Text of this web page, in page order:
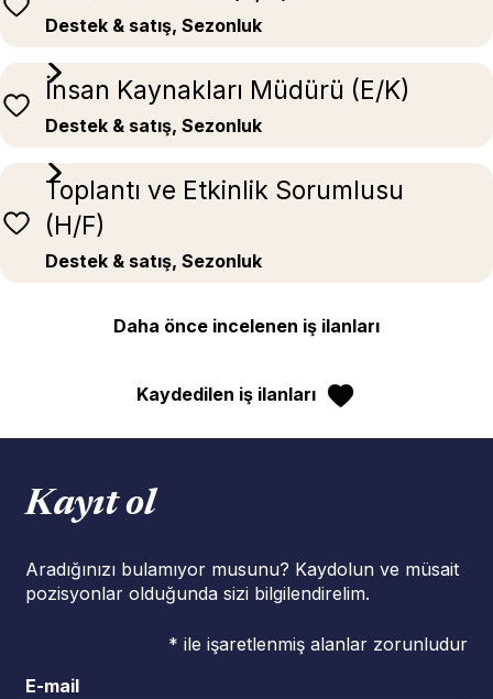
Destek & satış, Sezonluk
İnsan Kaynakları Müdürü (E/K)
Destek & satış, Sezonluk
Toplantı ve Etkinlik Sorumlusu
(H/F)
Destek & satış, Sezonluk
Daha önce incelenen iş ilanları
Kaydedilen iş ilanları
Kayıt ol
Aradığınızı bulamıyor musunu? Kaydolun ve müsait
pozisyonlar olduğunda sizi bilgilendirelim.
* ile işaretlenmiş alanlar zorunludur
E-mail